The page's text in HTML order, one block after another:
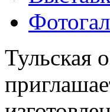
Тульская